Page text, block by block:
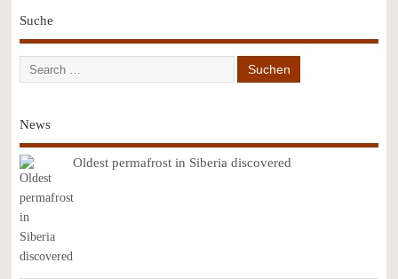
Suche
News
Oldest permafrost in Siberia discovered